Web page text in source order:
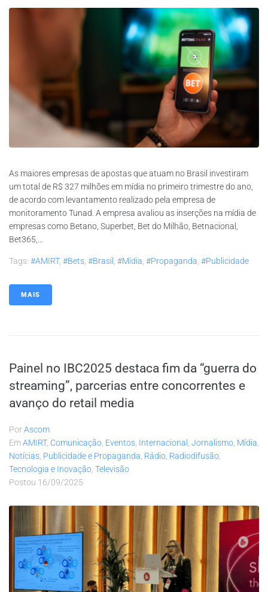
As maiores empresas de apostas que atuam no Brasil investiram
um total de R$ 327 milhões em mídia no primeiro trimestre do ano,
de acordo com levantamento realizado pela empresa de
monitoramento Tunad. A empresa avaliou as inserções na mídia de
empresas como Betano, Superbet, Bet do Milhão, Betnacional,
Bet365,...
Tags: #AMIRT, #bets #brasil #mídia #propaganda #publicidade
MAIS
Painel no IBC2025 destaca fim da “guerra do
streaming”, parcerias entre concorrentes e
avanço do retail media
PorAscom
EmAMIRT, Comunicação Eventos Internacional Jornalismo Mídia
Notícias Publicidade e Propaganda Rádio Radiodifusão
Tecnologia e Inovação Televisão
Postou 16/09/2025